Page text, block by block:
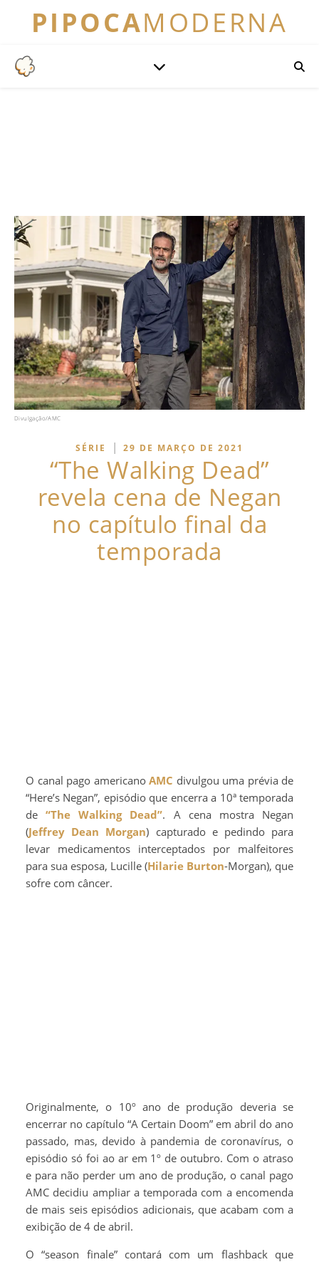
PIPOCAMODERNA
Divulgação/AMC
SÉRIE | 29 DE MARÇO DE 2021
“The Walking Dead”
revela cena de Negan
no capítulo final da
temporada
O canal pago americano AMC divulgou uma prévia de
“Here’s Negan”, episódio que encerra a 10ª temporada
de“The Walking Dead”. A cena mostra Negan
(Jeffrey Dean Morgan) capturado e pedindo para
levar medicamentos interceptados por malfeitores
para sua esposa, Lucille (Hilarie Burton-Morgan), que
sofre com câncer.
Originalmente, o 10º ano de produção deveria se
encerrar no capítulo “A Certain Doom” em abril do ano
passado, mas, devido à pandemia de coronavírus, o
episódio só foi ao ar em 1º de outubro. Com o atraso
e para não perder um ano de produção, o canal pago
AMC decidiu ampliar a temporada com a encomenda
de mais seis episódios adicionais, que acabam com a
exibição de 4 de abril.
O “season finale” contará com um flashback que